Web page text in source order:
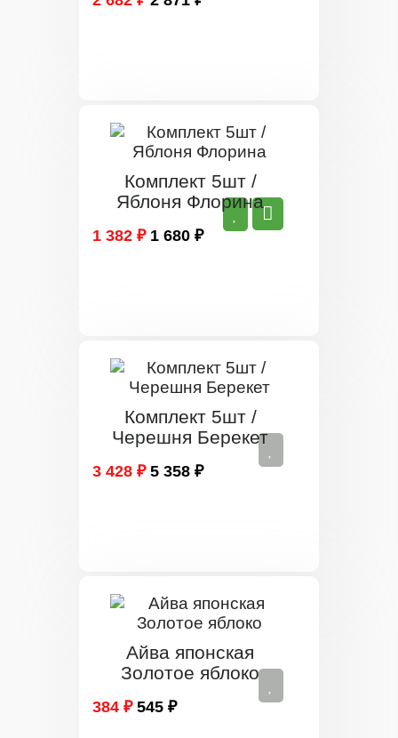
Комплект 5шт /
Яблоня Флорина
1 382 ₽ 1 680 ₽
Комплект 5шт /
Черешня Берекет
3 428 ₽ 5 358 ₽
Айва японская
Золотое яблоко
384 ₽ 545 ₽